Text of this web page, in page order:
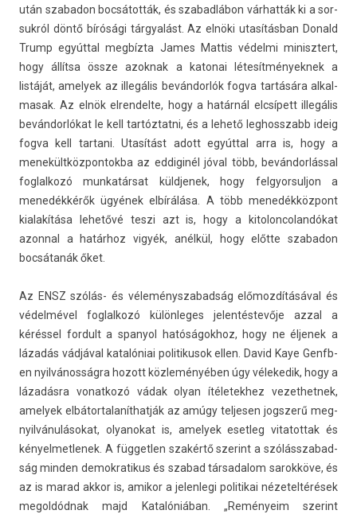
után szabadon bocsátották, és szabad­lábon várhatták ki a sor­
sukról döntő bírósági tárgyalást. Az elnöki utasításban Donald
Trump egyúttal megbízta James Mat­tis védelmi minisztert,
hogy állítsa össze azok­nak a katonai létesít­mények­nek a
listáját, amelyek az illegális bevándorlók fogva tartására al­kal­
masak. Az elnök el­rendel­te, hogy a határnál elcsípett illegális
bevándorlókat le kell tar­tóztat­ni, és a lehető leg­hosszabb ideig
fogva kell tar­tani. Utasítást adott egyúttal arra is, hogy a
menekültköz­pontok­ba az ed­diginél jóval több, bevándorlással
fog­lalkozó mun­katár­sat küldjenek, hogy fel­gyor­suljon a
menedékkérők ügyének elbírálása. A több menedékközpont
kialakítása lehetővé teszi azt is, hogy a kitolon­colan­dókat
azonn­al a határhoz vigyék, anélkül, hogy előtte szabadon
bocsátanák őket.
Az ENSZ szólás- és véleménys­zabad­ság előmozdításával és
védelmével fog­lalkozó külön­leges jelen­téstevője azzal a
kéréssel for­dult a spanyol hatóságok­hoz, hogy ne éljenek a
lázadás vádjával katalóniai politikusok ellen. David Kaye Genfb­
en nyilvánosságra hozott közleményében úgy vélekedik, hogy a
lázadásra vonat­kozó vádak olyan ítéletek­hez vezet­hetnek,
amelyek el­bátor­talanít­hatják az amúgy tel­jes­en jogsz­erű meg­
nyil­vánulásokat, olyanokat is, amelyek eset­leg vitatot­tak és
kényel­metlenek. A füg­getl­en szakértő szerint a szólásszabad­
ság mind­en de­mok­ratikus és szabad tár­sadalom sarok­köve, és
az is marad akkor is, amikor a jelen­legi politikai nézetel­térések
megol­dódnak majd Katalóniában. „Reményeim szerint